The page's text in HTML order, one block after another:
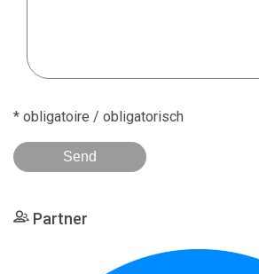
* obligatoire / obligatorisch
Partner